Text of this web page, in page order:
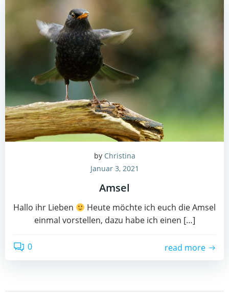
by Christina
Januar 3, 2021
Amsel
Hallo ihr Lieben
Heute möchte ich euch die Amsel
einmal vorstellen, dazu habe ich einen […]
0 read more